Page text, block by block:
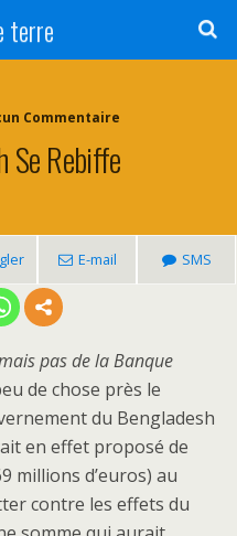
terre
Commentaire
Se Rebiffe
E-mail SMS
pas de la Banque
de chose près le
du Bengladesh
en effet proposé de
millions d’euros) au
contre les effets du